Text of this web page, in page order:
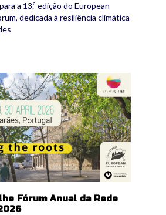
a 13.ª edição do European
dedicada à resiliência climática
visual-1024x554.png
Fórum Anual da Rede